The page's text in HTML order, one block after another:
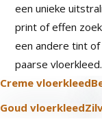
een unieke
print of effen
een andere tint
paarse vloerkleed.
Creme vloerkleed
Goud vloerkleed